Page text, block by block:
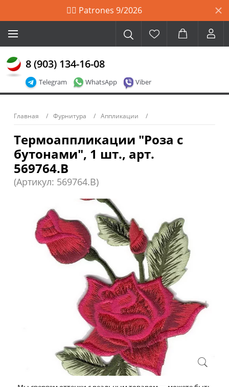
🙋‍♀️ Patrones 9/2026
Telegram WhatsApp Viber
8 (903) 134-16-08
Главная Фурнитура Аппликации
Термоаппликации "Роза с
бутонами", 1 шт., арт.
569764.B
(Артикул: 569764.B)